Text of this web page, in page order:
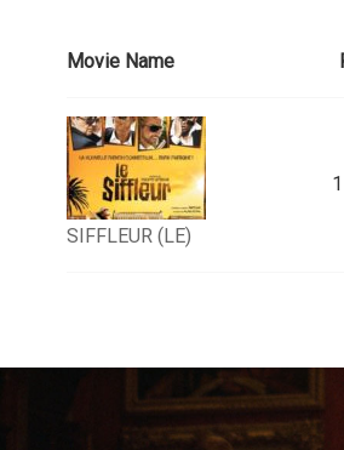
Movie Name
SIFFLEUR (LE)